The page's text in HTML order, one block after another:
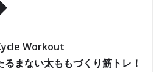
Workout
まない太ももづくり筋トレ！